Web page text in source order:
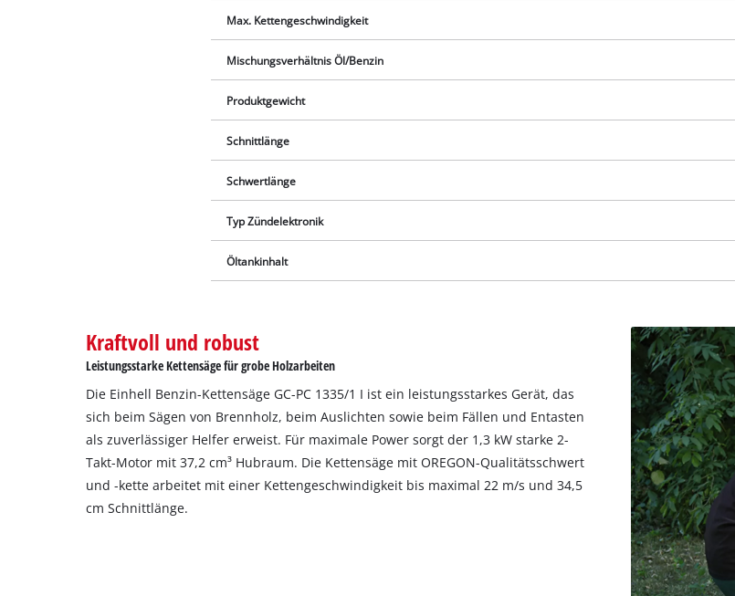
Max. Kettengeschwindigkeit
Mischungsverhältnis Öl/Benzin
Produktgewicht
Schnittlänge
Schwertlänge
Typ Zündelektronik
Öltankinhalt
Kraftvoll und robust
Leistungsstarke Kettensäge für grobe Holzarbeiten
Die Einhell Benzin-Kettensäge GC-PC 1335/1 I ist ein leistungsstarkes Gerät, das
sich beim Sägen von Brennholz, beim Auslichten sowie beim Fällen und Entasten
als zuverlässiger Helfer erweist. Für maximale Power sorgt der 1,3 kW starke 2-
Takt-Motor mit 37,2 cm³ Hubraum. Die Kettensäge mit OREGON-Qualitätsschwert
und -kette arbeitet mit einer Kettengeschwindigkeit bis maximal 22 m/s und 34,5
cm Schnittlänge.